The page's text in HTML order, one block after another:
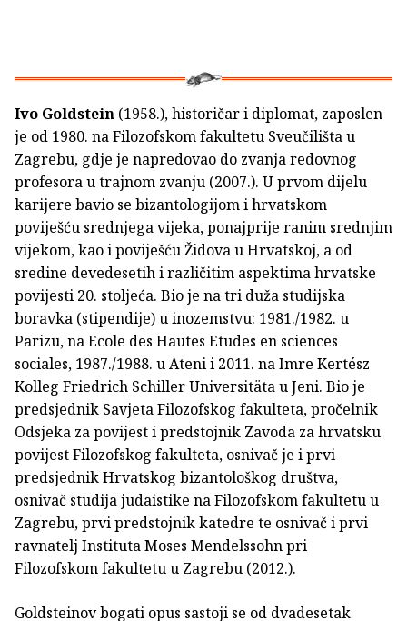
Ivo Goldstein (1958.), historičar i diplomat, zaposlen
je od 1980. na Filozofskom fakultetu Sveučilišta u
Zagrebu, gdje je napredovao do zvanja redovnog
profesora u trajnom zvanju (2007.). U prvom dijelu
karijere bavio se bizantologijom i hrvatskom
poviješću srednjega vijeka, ponajprije ranim srednjim
vijekom, kao i poviješću Židova u Hrvatskoj, a od
sredine devedesetih i različitim aspektima hrvatske
povijesti 20. stoljeća. Bio je na tri duža studijska
boravka (stipendije) u inozemstvu: 1981./1982. u
Parizu, na Ecole des Hautes Etudes en sciences
sociales, 1987./1988. u Ateni i 2011. na Imre Kertész
Kolleg Friedrich Schiller Universitäta u Jeni. Bio je
predsjednik Savjeta Filozofskog fakulteta, pročelnik
Odsjeka za povijest i predstojnik Zavoda za hrvatsku
povijest Filozofskog fakulteta, osnivač je i prvi
predsjednik Hrvatskog bizantološkog društva,
osnivač studija judaistike na Filozofskom fakultetu u
Zagrebu, prvi predstojnik katedre te osnivač i prvi
ravnatelj Instituta Moses Mendelssohn pri
Filozofskom fakultetu u Zagrebu (2012.).
Goldsteinov bogati opus sastoji se od dvadesetak